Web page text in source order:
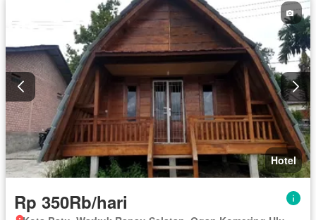
Hotel
Rp 350Rb/hari